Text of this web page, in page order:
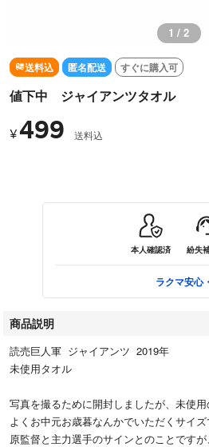
1 / 2
送料込 匿名配送 すぐに購入可
値下中 ジャイアンツタオル
¥499 送料込
本人確認済 紛失
ラクマ安心
商品説明
読売巨人軍 ジャイアンツ 2019年
未使用タオル
写真を撮るために開封しましたが、未使用
よくお中元お歳暮なんかでいただくサイズ
原監督と主力選手のサインとのことです